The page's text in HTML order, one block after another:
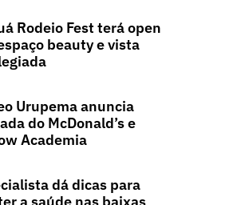
Rodeio Fest terá open
beauty e vista
Urupema anuncia
do McDonald’s e
Academia
dá dicas para